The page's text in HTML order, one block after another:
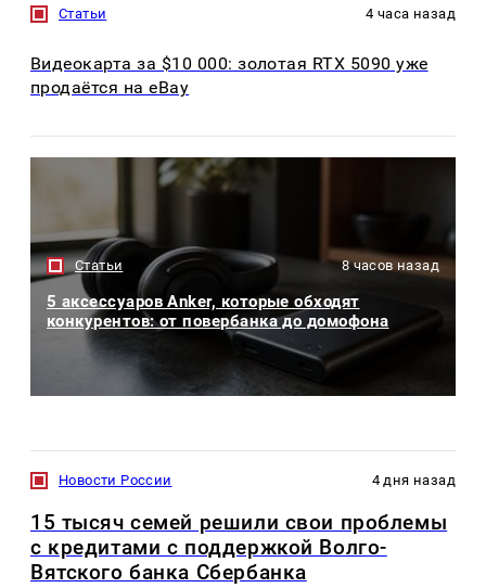
Статьи 4 часа назад
Видеокарта за $10 000: золотая RTX 5090 уже
продаётся на eBay
Статьи 8 часов назад
5 аксессуаров Anker, которые обходят
конкурентов: от повербанка до домофона
Новости России 4 дня назад
15 тысяч семей решили свои проблемы
с кредитами с поддержкой Волго-
Вятского банка Сбербанка